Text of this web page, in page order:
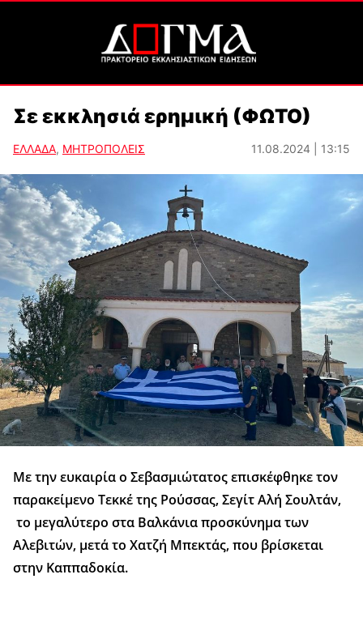
Σε εκκλησιά ερημική (ΦΩΤΟ)
ΕΛΛΑΔΑ, ΜΗΤΡΟΠΟΛΕΙΣ 11.08.2024 | 13:15
Με την ευκαιρία ο Σεβασμιώτατος επισκέφθηκε τον
παρακείμενο Τεκκέ της Ρούσσας, Σεγίτ Αλή Σουλτάν,
το μεγαλύτερο στα Βαλκάνια προσκύνημα των
Αλεβιτών, μετά το Χατζή Μπεκτάς, που βρίσκεται
στην Καππαδοκία.